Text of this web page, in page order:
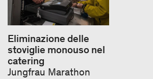
Eliminazione delle
stoviglie monouso nel
catering
Jungfrau Marathon